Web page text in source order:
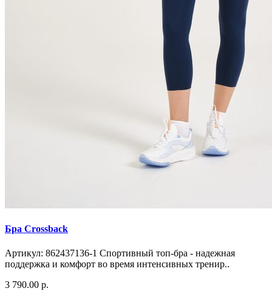
Бра Crossback
Артикул: 862437136-1 Спортивный топ-бра - надежная
поддержка и комфорт во время интенсивных тренир..
3 790.00 р.